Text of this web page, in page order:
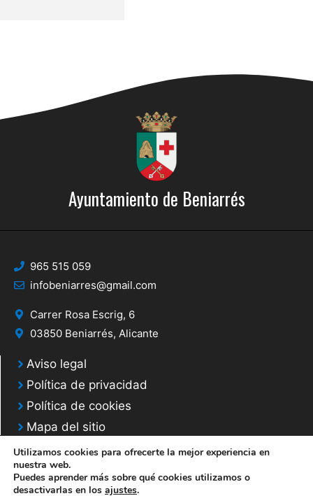
Ayuntamiento de Beniarrés
965 515 059
infobeniarres@gmail.com
Carrer Rosa Escrig, 6
03850 Beniarrés, Alicante
Aviso legal
Política de privacidad
Política de cookies
Mapa del sitio
Utilizamos cookies para ofrecerte la mejor experiencia en
nuestra web.
Puedes aprender más sobre qué cookies utilizamos o
desactivarlas en los ajustes.